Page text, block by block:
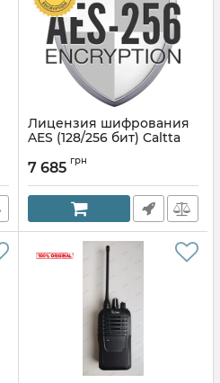
Лицензия шифрования
AES (128/256 бит) Caltta
7 685 грн